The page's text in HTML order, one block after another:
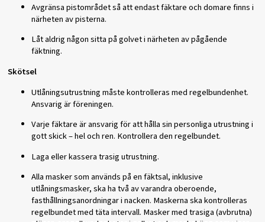
Avgränsa pistområdet så att endast fäktare och domare finns i
närheten av pisterna.
Låt aldrig någon sitta på golvet i närheten av pågående
fäktning.
Skötsel
Utlåningsutrustning måste kontrolleras med regelbundenhet.
Ansvarig är föreningen.
Varje fäktare är ansvarig för att hålla sin personliga utrustning i
gott skick – hel och ren. Kontrollera den regelbundet.
Laga eller kassera trasig utrustning.
Alla masker som används på en fäktsal, inklusive
utlåningsmasker, ska ha två av varandra oberoende,
fasthållningsanordningar i nacken. Maskerna ska kontrolleras
regelbundet med täta intervall. Masker med trasiga (avbrutna)